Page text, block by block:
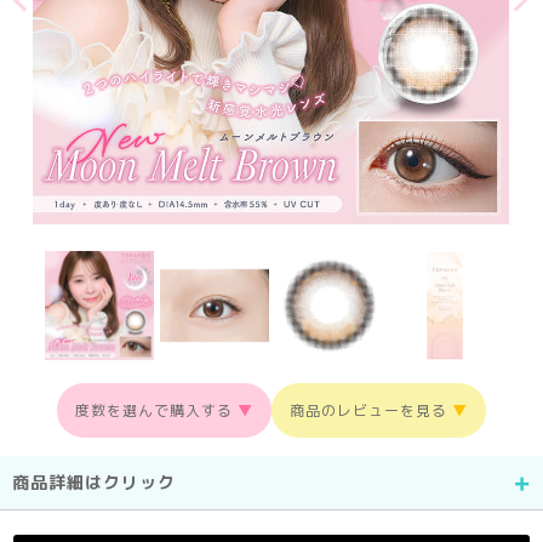
度数を選んで購入する ▼ 商品のレビューを見る ▼
商品詳細はクリック